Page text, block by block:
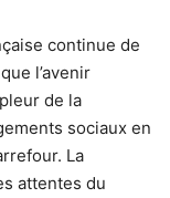
continue de
l’avenir
de la
sociaux en
La
attentes du